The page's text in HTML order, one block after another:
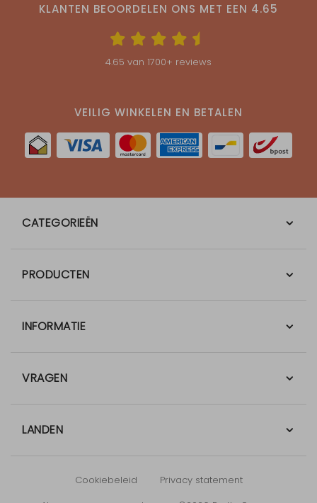
KLANTEN BEOORDELEN ONS MET EEN 4.65
4.65 van 1700+ reviews
VEILIG WINKELEN EN BETALEN
CATEGORIEËN
PRODUCTEN
INFORMATIE
VRAGEN
LANDEN
Cookiebeleid
Privacy statement